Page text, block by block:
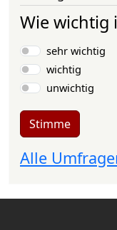
Wie wichtig
sehr wichtig
wichtig
unwichtig
Stimme
Alle